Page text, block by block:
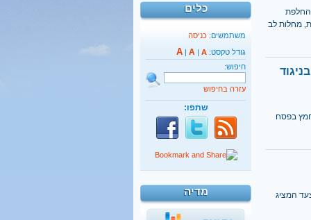
כלים
משתמשים: כניסה
גודל טקסט:
A | A | A
חיפוש:
עזרה בחיפוש
שתפו:
מדיה
החלפת
מחלות לב
חמץ בפסח
המציג